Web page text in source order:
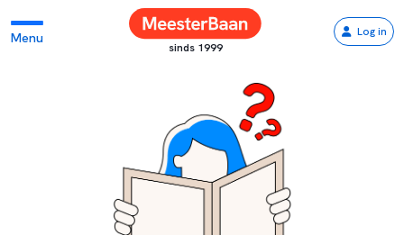
Menu
sinds 1999
Log in